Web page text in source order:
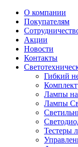
О компании
Покупателям
Акции
Новости
Контакты
Гибкий
Лампы
Лампы
Тестеры